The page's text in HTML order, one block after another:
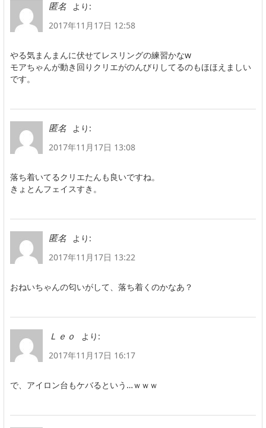
匿名
より:
2017年11月17日 12:58
やる気まんまんに伏せてレスリングの練習かなw
モアちゃんが動き回りクリエがのんびりしてるのもほほえましい
です。
匿名
より:
2017年11月17日 13:08
落ち着いてるクリエたんも良いですね。
きょとんフェイスすき。
匿名
より:
2017年11月17日 13:22
おねいちゃんの匂いがして、落ち着くのかなあ？
Ｌｅｏ
より:
2017年11月17日 16:17
で、アイロン台もケバるという…ｗｗｗ